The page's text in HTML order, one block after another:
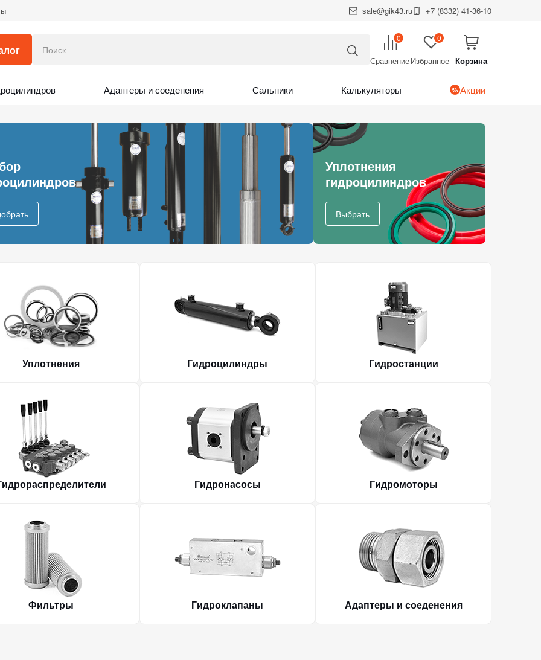
sale@gik43.ru +7 (8332) 41-36-10
0
Сравнение
0
Избранное Корзина
Адаптеры и соеденения Сальники Калькуляторы Акции
Уплотнения
гидроцилиндров
Выбрать
Уплотнения Гидроцилиндры Гидростанции
Гидронасосы Гидромоторы
Фильтры Гидроклапаны Адаптеры и соеденения